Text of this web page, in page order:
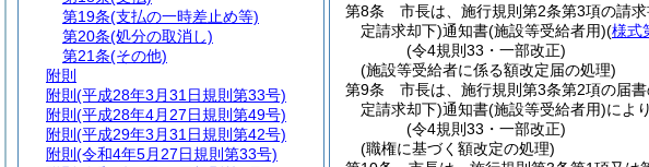
第8条
市長は、施行規則第2条第3項の請
定請求却下)通知書(施設等受給者用)(様式
(令4規則33・一部改正)
(施設等受給者に係る額改定届の処理)
第9条
市長は、施行規則第3条第2項の届
定請求却下)通知書(施設等受給者用)によ
(令4規則33・一部改正)
(職権に基づく額改定の処理)
第19条(支払の一時差止め等)
第20条(処分の取消し)
第21条(その他)
附則
附則 (平成28年3月31日規則第33号)
附則 (平成28年4月27日規則第49号)
附則 (平成29年3月31日規則第42号)
附則 (令和4年5月27日規則第33号)